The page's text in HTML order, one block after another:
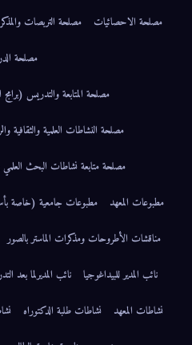
مصلحة الاحصائيات
مصلحة التربصات
مصلحة
مصلحة المتابعة والتدريس
مصلحة النشاطات العلمية والثقافية
مصلحة متابعة نشاطات البحث العلمي
مطبوعات المعهد
مطبوعات جامعية (خاصة
مناقشات الأطروحات ومذكرات الماستر بالصور
نائب المدير للبيداغوجيا
نائب المديرلما بعد
نشاطات المعهد
نشاطات طلبة الدكتوراه